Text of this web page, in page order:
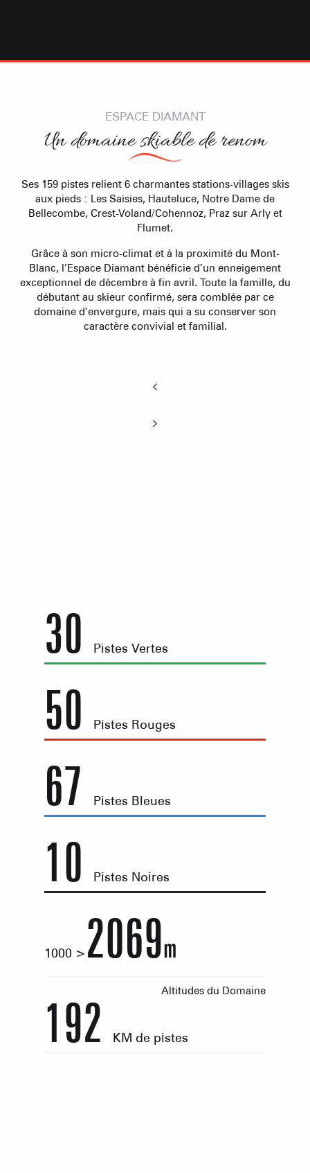
ESPACE DIAMANT
Un domaine skiable de renom
Ses 159 pistes relient 6 charmantes stations-villages skis
aux pieds : Les Saisies, Hauteluce, Notre Dame de
Bellecombe, Crest-Voland/Cohennoz, Praz sur Arly et
Flumet.
Grâce à son micro-climat et à la proximité du Mont-
Blanc, l’Espace Diamant bénéficie d’un enneigement
exceptionnel de décembre à fin avril. Toute la famille, du
débutant au skieur confirmé, sera comblée par ce
domaine d’envergure, mais qui a su conserver son
caractère convivial et familial.
30 Pistes Vertes
50 Pistes Rouges
67 Pistes Bleues
10 Pistes Noires
1000 > 2069m
Altitudes du Domaine
192 KM de pistes